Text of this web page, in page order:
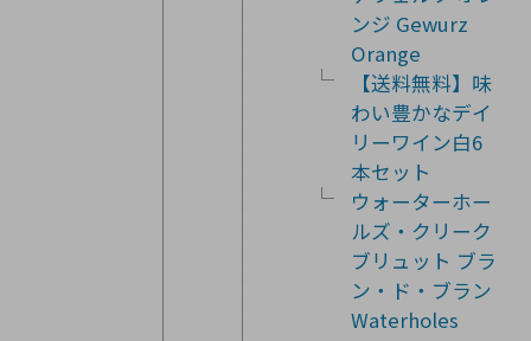
ンジ Gewurz
Orange
【送料無料】味
わい豊かなデイ
リーワイン白6
本セット
ウォーターホー
ルズ・クリーク
ブリュット ブラ
ン・ド・ブラン
Waterholes